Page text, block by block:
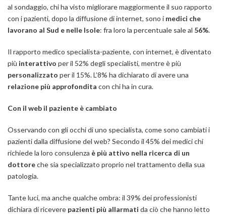
al sondaggio, chi ha visto migliorare maggiormente il suo rapporto
con i pazienti, dopo la diffusione di internet, sono i medici che
lavorano al Sud e nelle Isole: fra loro la percentuale sale al 56%.
Il rapporto medico specialista-paziente, con internet, è diventato
più interattivo per il 52% degli specialisti, mentre è più
personalizzato per il 15%. L’8% ha dichiarato di avere una
relazione più approfondita con chi ha in cura.
Con il web il paziente è cambiato
Osservando con gli occhi di uno specialista, come sono cambiati i
pazienti dalla diffusione del web? Secondo il 45% dei medici chi
richiede la loro consulenza è più attivo nella ricerca di un
dottoreche sia specializzato proprio nel trattamento della sua
patologia.
Tante luci, ma anche qualche ombra: il 39% dei professionisti
dichiara di ricevere pazienti più allarmati da ciò che hanno letto